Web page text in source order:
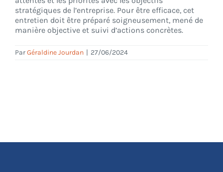
stratégiques de l’entreprise. Pour être efficace, cet
entretien doit être préparé soigneusement, mené de
manière objective et suivi d’actions concrètes.
ParGéraldine Jourdan | 27/06/2024